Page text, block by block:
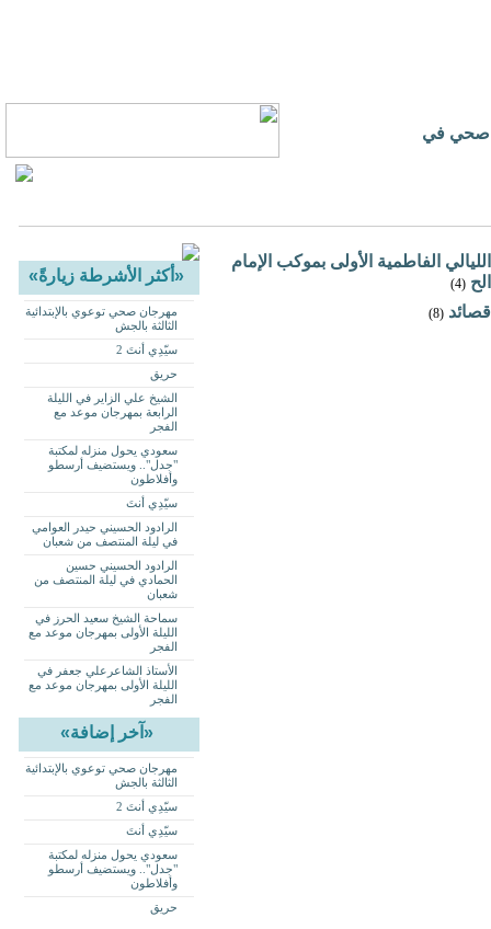
مركز صحي في
«أكثر الأشرطة زيارةً»
مهرجان صحي توعوي بالإبتدائية
الثالثة بالجش
سيّدِي أنتَ 2
حريق
الشيخ علي الزاير في الليلة
الرابعة بمهرجان موعد مع
الفجر
سعودي يحول منزله لمكتبة
"جدل".. ويستضيف أرسطو
وأفلاطون
سيّدِي أنتَ
الرادود الحسيني حيدر العوامي
في ليلة المنتصف من شعبان
الرادود الحسيني حسين
الحمادي في ليلة المنتصف من
شعبان
سماحة الشيخ سعيد الحرز في
الليلة الأولى بمهرجان موعد مع
الفجر
الأستاذ الشاعرعلي جعفر في
الليلة الأولى بمهرجان موعد مع
الفجر
«آخر إضافة»
مهرجان صحي توعوي بالإبتدائية
الثالثة بالجش
سيّدِي أنتَ 2
سيّدِي أنتَ
سعودي يحول منزله لمكتبة
"جدل".. ويستضيف أرسطو
وأفلاطون
حريق
الليالي الفاطمية الأولى بموكب الإمام
الح (4)
قصائد (8)